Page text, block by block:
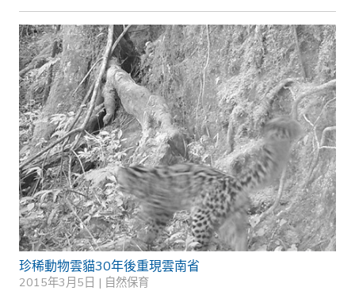
珍稀動物雲貓30年後重現雲南省
2015年3月5日 | 自然保育